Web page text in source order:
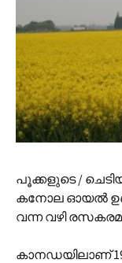
പൂക്കളുടെ /
കനോല ഓയല്‍
വന്ന വഴി
കാനഡയിലാണ്